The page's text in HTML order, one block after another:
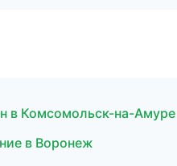
в Комсомольск-на-Амуре
в Воронеж